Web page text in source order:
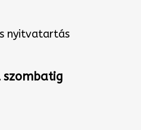
nyitvatartás